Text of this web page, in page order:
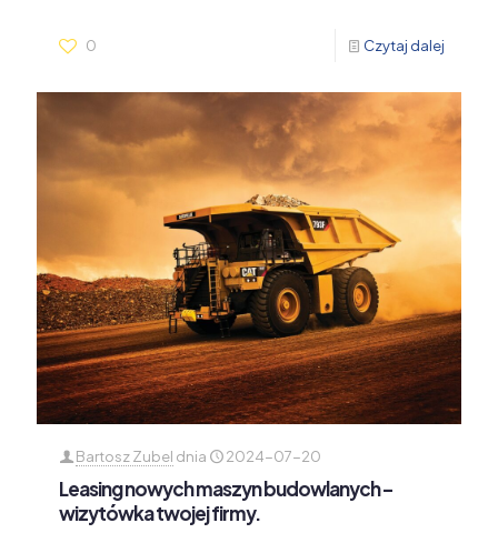
0 Czytaj dalej
Bartosz Zubel dnia 2024-07-20
Leasing nowych maszyn budowlanych –
wizytówka twojej firmy.